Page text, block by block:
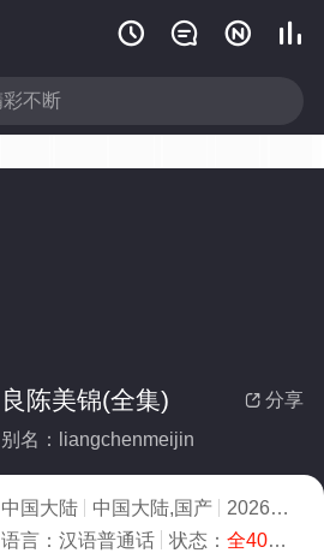
   
 分享
良陈美锦(全集)
别名：liangchenmeijin
中国大陆 中国大陆,国产 2026
5.0
语言： 汉语普通话 状态： 全40集